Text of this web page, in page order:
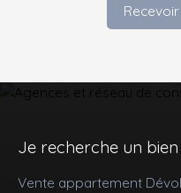
Je recherche un bien
Vente appartement